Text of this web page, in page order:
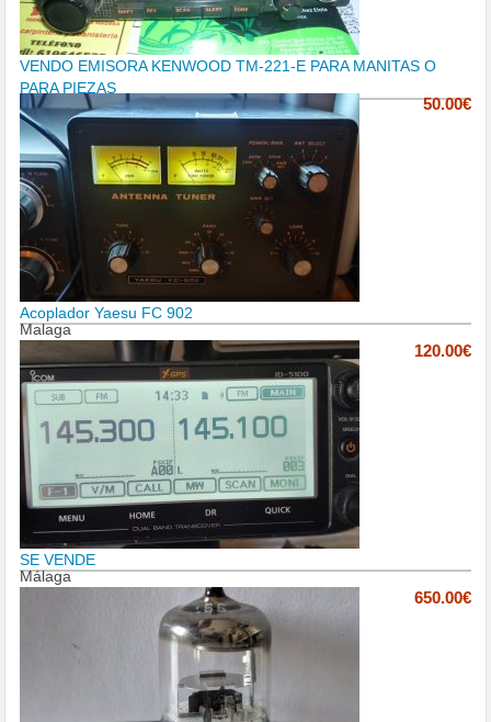
VENDO EMISORA KENWOOD TM-221-E PARA MANITAS O
PARA PIEZAS
50.00€
Acoplador Yaesu FC 902
Malaga
120.00€
SE VENDE
Málaga
650.00€